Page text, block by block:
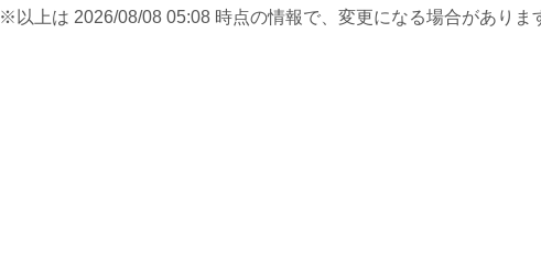
※以上は 2026/08/08 05:08 時点の情報で、変更になる場合がありま